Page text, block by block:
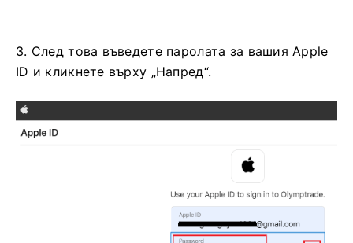
3. След това въведете паролата за вашия Apple
ID и кликнете върху „Напред“.